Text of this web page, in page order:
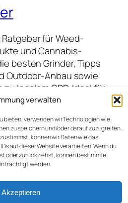
verwalten
bieten, verwenden wir Technologien wie
zu speichern und/oder darauf zuzugreifen.
können wir Daten wie das
auf dieser Website verarbeiten. Wenn du
oder zurückziehst, können bestimmte
werden.
Akzeptieren
für Weed-
und Cannabis-
besten Grinder, Tipps
Outdoor-Anbau sowie
legalem CBD. Ideal für
die hochwertige